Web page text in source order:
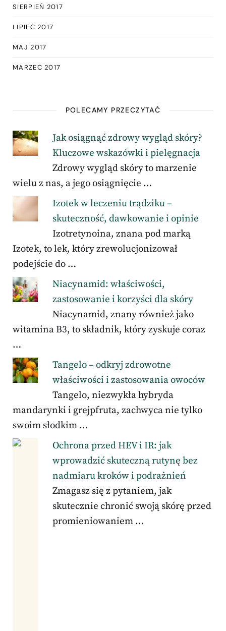
SIERPIEŃ 2017
LIPIEC 2017
MAJ 2017
MARZEC 2017
POLECAMY PRZECZYTAĆ
Jak osiągnąć zdrowy wygląd skóry?
Kluczowe wskazówki i pielęgnacja
Zdrowy wygląd skóry to marzenie
wielu z nas, a jego osiągnięcie …
Izotek w leczeniu trądziku –
skuteczność, dawkowanie i opinie
Izotretynoina, znana pod marką
Izotek, to lek, który zrewolucjonizował
podejście do …
Niacynamid: właściwości,
zastosowanie i korzyści dla skóry
Niacynamid, znany również jako
witamina B3, to składnik, który zyskuje coraz
…
Tangelo – odkryj zdrowotne
właściwości i zastosowania owoców
Tangelo, niezwykła hybryda
mandarynki i grejpfruta, zachwyca nie tylko
swoim słodkim …
Ochrona przed HEV i IR: jak
wprowadzić skuteczną rutynę bez
nadmiaru kroków i podrażnień
Zmagasz się z pytaniem, jak
skutecznie chronić swoją skórę przed
promieniowaniem …